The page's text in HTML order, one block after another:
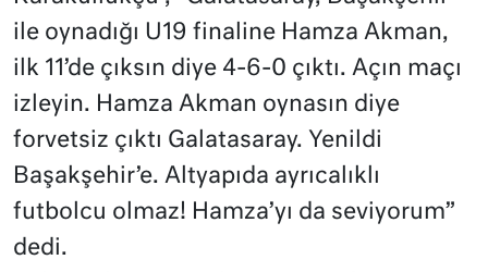
ile oynadığı U19 finaline Hamza Akman,
ilk 11’de çıksın diye 4-6-0 çıktı. Açın maçı
izleyin. Hamza Akman oynasın diye
forvetsiz çıktı Galatasaray. Yenildi
Başakşehir’e. Altyapıda ayrıcalıklı
futbolcu olmaz! Hamza’yı da seviyorum”
dedi.